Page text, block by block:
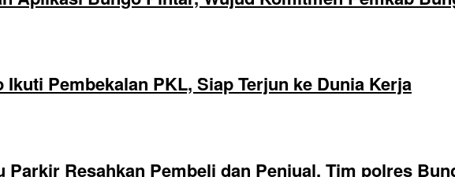
Pembekalan PKL, Siap Terjun ke Dunia Kerja
Resahkan Pembeli dan Penjual, Tim polres